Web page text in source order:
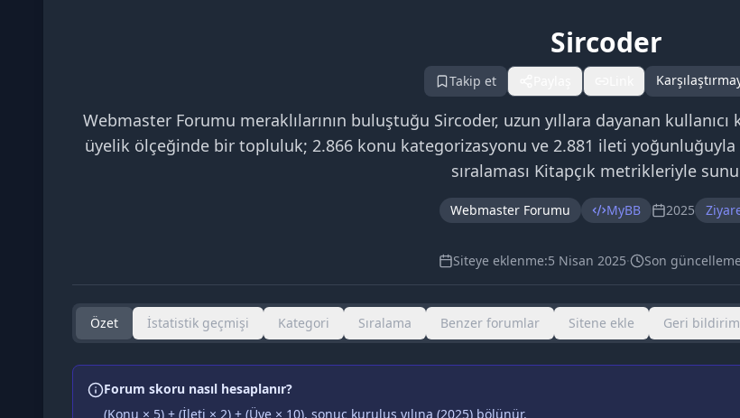
Sircoder
Takip et
Webmaster Forumu meraklılarının buluştuğu Sircoder, uzun yıllara dayanan kullanıcı
üyelik ölçeğinde bir topluluk; 2.866 konu kategorizasyonu ve 2.881 ileti
sıralaması Kitapçık metrikleriyle
Webmaster Forumu MyBB 2025
Siteye eklenme:5 Nisan 2025· Son
Özet İstatistik geçmişi Kategori Sıralama Benzer forumlar Sitene ekle Geri bildirim
Forum skoru nasıl hesaplanır?
(Konu × 5) + (İleti × 2) + (Üye × 10), sonuç kuruluş yılına (2025) bölünür.